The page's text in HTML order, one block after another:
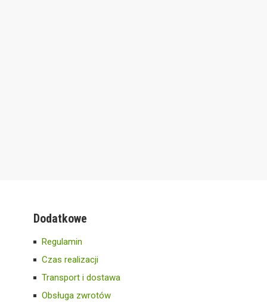
Dodatkowe
Regulamin
Czas realizacji
Transport i dostawa
Obsługa zwrotów